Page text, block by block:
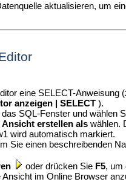
aktualisieren, um
eine SELECT-
anzeigen | SELECT ).
SQL-Fenster und wählen
erstellen alswählen.
wird automatisch markiert.
Sie einen beschreibenden
oder drücken Sie F5, um
im Online Browser